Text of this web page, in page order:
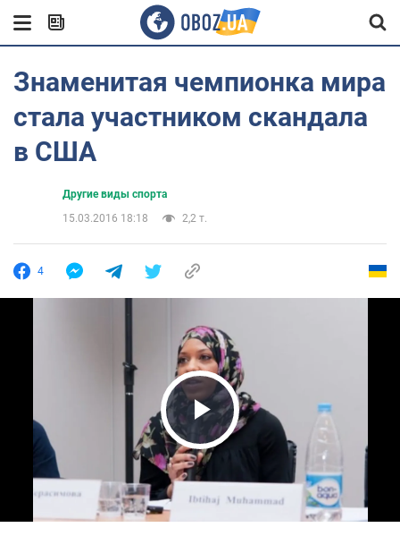
Знаменитая чемпионка мира
стала участником скандала
в США
Другие виды спорта
15.03.2016 18:18
2,2 т.
4
Play Video